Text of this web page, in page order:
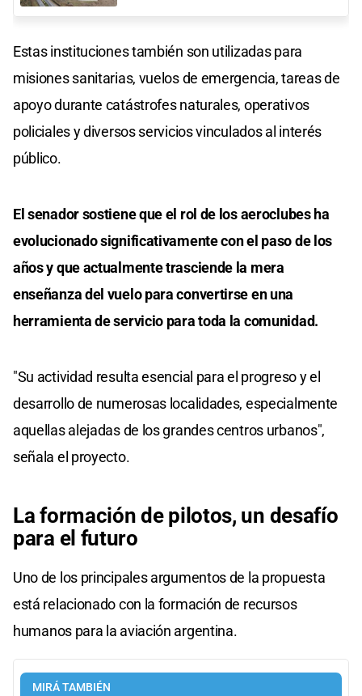
Estas instituciones también son utilizadas para
misiones sanitarias, vuelos de emergencia, tareas de
apoyo durante catástrofes naturales, operativos
policiales y diversos servicios vinculados al interés
público.
El senador sostiene que el rol de los aeroclubes ha
evolucionado significativamente con el paso de los
años y que actualmente trasciende la mera
enseñanza del vuelo para convertirse en una
herramienta de servicio para toda la comunidad.
"Su actividad resulta esencial para el progreso y el
desarrollo de numerosas localidades, especialmente
aquellas alejadas de los grandes centros urbanos",
señala el proyecto.
La formación de pilotos, un desafío
para el futuro
Uno de los principales argumentos de la propuesta
está relacionado con la formación de recursos
humanos para la aviación argentina.
MIRÁ TAMBIÉN